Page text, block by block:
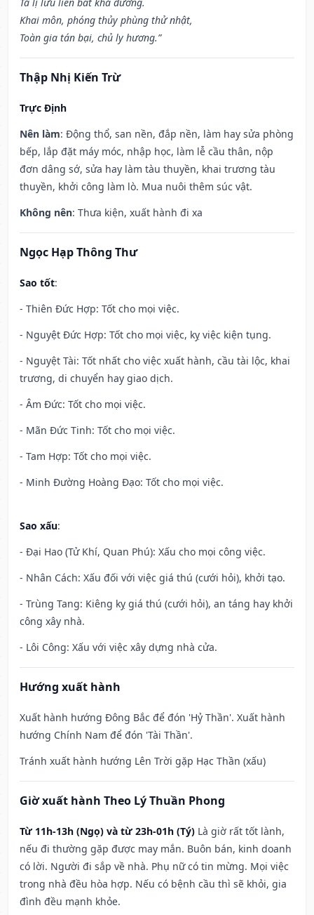
Khai môn, phóng thủy phùng thử nhật,
Toàn gia tán bại, chủ ly hương.”
Thập Nhị Kiến Trừ
Trực Định
Nên làm: Động thổ, san nền, đắp nền, làm hay sửa phòng
bếp, lắp đặt máy móc, nhập học, làm lễ cầu thân, nộp
đơn dâng sớ, sửa hay làm tàu thuyền, khai trương tàu
thuyền, khởi công làm lò. Mua nuôi thêm súc vật.
Không nên: Thưa kiện, xuất hành đi xa
Ngọc Hạp Thông Thư
Sao tốt:
- Thiên Đức Hợp: Tốt cho mọi việc.
- Nguyệt Đức Hợp: Tốt cho mọi việc, kỵ việc kiện tụng.
- Nguyệt Tài: Tốt nhất cho việc xuất hành, cầu tài lộc, khai
trương, di chuyển hay giao dịch.
- Âm Đức: Tốt cho mọi việc.
- Mãn Đức Tinh: Tốt cho mọi việc.
- Tam Hợp: Tốt cho mọi việc.
- Minh Đường Hoàng Đạo: Tốt cho mọi việc.
Sao xấu:
- Đại Hao (Tử Khí, Quan Phú): Xấu cho mọi công việc.
- Nhân Cách: Xấu đối với việc giá thú (cưới hỏi), khởi tạo.
- Trùng Tang: Kiêng kỵ giá thú (cưới hỏi), an táng hay khởi
công xây nhà.
- Lôi Công: Xấu với việc xây dựng nhà cửa.
Hướng xuất hành
Xuất hành hướng Đông Bắc để đón 'Hỷ Thần'. Xuất hành
hướng Chính Nam để đón 'Tài Thần'.
Tránh xuất hành hướng Lên Trời gặp Hạc Thần (xấu)
Giờ xuất hành Theo Lý Thuần Phong
Từ 11h-13h (Ngọ) và từ 23h-01h (Tý) Là giờ rất tốt lành,
nếu đi thường gặp được may mắn. Buôn bán, kinh doanh
có lời. Người đi sắp về nhà. Phụ nữ có tin mừng. Mọi việc
trong nhà đều hòa hợp. Nếu có bệnh cầu thì sẽ khỏi, gia
đình đều mạnh khỏe.